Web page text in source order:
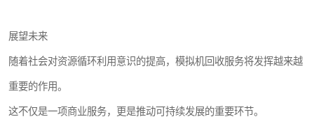
展望未来
随着社会对资源循环利用意识的提高，模拟机回收服务将发挥越来越
重要的作用。
这不仅是一项商业服务，更是推动可持续发展的重要环节。